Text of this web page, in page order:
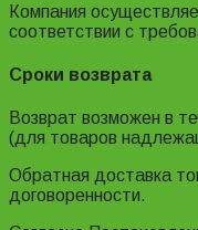
Компания
соответствии с
Сроки возврата
Возврат возможен в
(для товаров
Обратная доставка
договоренности.